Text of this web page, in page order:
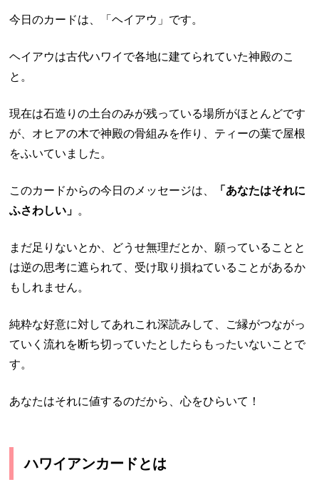
今日のカードは、「ヘイアウ」です。
ヘイアウは古代ハワイで各地に建てられていた神殿のこ
と。
現在は石造りの土台のみが残っている場所がほとんどです
が、オヒアの木で神殿の骨組みを作り、ティーの葉で屋根
をふいていました。
このカードからの今日のメッセージは、
「あなたはそれに
ふさわしい」 。
まだ足りないとか、どうせ無理だとか、願っていることと
は逆の思考に遮られて、受け取り損ねていることがあるか
もしれません。
純粋な好意に対してあれこれ深読みして、ご縁がつながっ
ていく流れを断ち切っていたとしたらもったいないことで
す。
あなたはそれに値するのだから、心をひらいて！
ハワイアンカードとは